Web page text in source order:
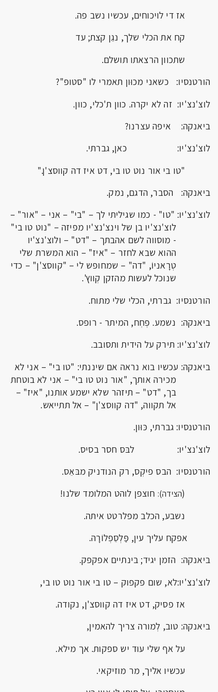
אז די לויכוחים, עכשיו נשב פה.
קח את הכלי שלך, נגֵן קצת; עד
שתכוון הרצאתו תושלם.
הורטנסיו: כשאני מכוּון תאמרי לו "סטופ"?
לוצ'נצ'יו: זה לא יקרה. כוון ת'כלי, כוון.
ביאנקה: איפה עצרנו?
לוצ'נצ'יו: כאן, גברתי.
"טו בי אור נוט טו בי, דט איז דה קווסצ'ן."
ביאנקה: הסבר, הדגם, נמק.
לוצ'נצ'יו: "טו" - כמו שגיליתי לך – "בי" – אני – "אור" –
לוצ'נצ'יו בן של וינצ'נצ'יו מפיזה – "נוט טו בי"
- מוסווה לשם אהבתך – "דט" – ולוצ'נצ'יו
ההוא שבא לחזר – "איז" – הוא המשרת שלי
טְרָאניוֹ, "דה" – שמחופּש לי – "קווסצ'ן" – כדי
שנוכל לעשות מהזקן קְווץ'.
הורטנסיו: גברתי, הכלי שלי מתוח.
ביאנקה: נשמע. פְחְח, המיתר - רופס.
לוצ'נצ'יו: תירק על הידית ותסובב.
ביאנקה: עכשיו בוא נראה אם שיננתי: "טו בי" – אני לא
מכירה אותך, "אור נוט טו בי" – אני לא בוטחת
בך, "דט" – תיזהר שלא ישמע אותנו, "איז" –
אל תקווה, "דה קווסצ'ן" – אל תתייאש.
הורטנסיו: גברתי, כּוּון.
לוצ'נצ'יו: לבּס חסר בסיס.
הורטנסיו: הבס פיקְס, רק הנודניק מבּאֵס.
(הצידה): חוצפן לוהט המלומד שלנו!
נשבע, הכלב מפלרטט איתה.
אפקח עליך עין, פַּלְסֵפְלוֹרָה.
ביאנקה: הזמן יגיד; בינתיים אפקפק.
לוצ'נצ'יו:לא, שום פקפוק – טו בי אור נוט טו בי,
אז פסיק, דט איז דה קווסצ'ן, נקודה.
ביאנקה: טוב, לְמורה צריך להאמין,
על אף שלי עוד יש ספקות. אך מילא.
עכשיו אליך, מר מוזיקאי.